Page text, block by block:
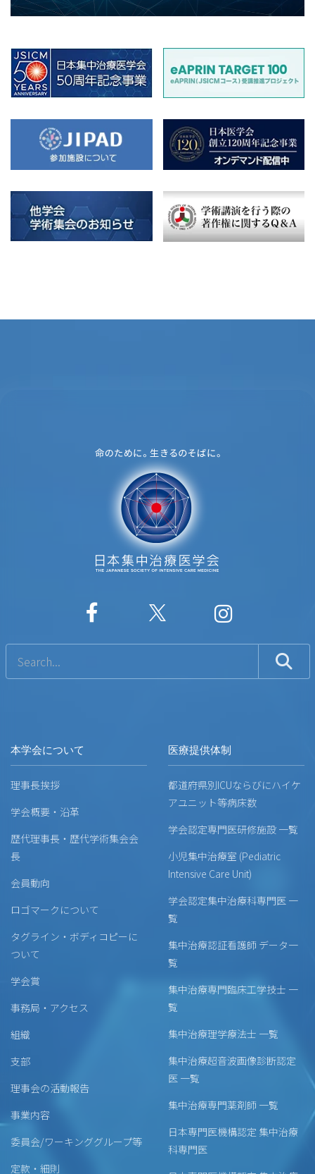
本学会について
理事長挨拶
学会概要・沿革
歴代理事長・歴代学術集会会
長
会員動向
ロゴマークについて
タグライン・ボディコピーに
ついて
学会賞
事務局・アクセス
組織
支部
理事会の活動報告
事業内容
委員会/ワーキンググループ等
定款・細則
医療提供体制
都道府県別ICUならびにハイケ
アユニット等病床数
学会認定専門医研修施設 一覧
小児集中治療室 (Pediatric
Intensive Care Unit)
学会認定集中治療科専門医 一
覧
集中治療認証看護師 データ一
覧
集中治療専門臨床工学技士 一
覧
集中治療理学療法士 一覧
集中治療超音波画像診断認定
医 一覧
集中治療専門薬剤師 一覧
日本専門医機構認定 集中治療
科専門医